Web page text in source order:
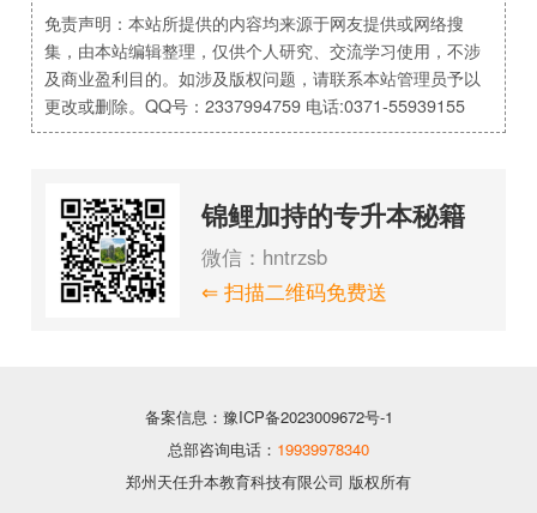
免责声明：本站所提供的内容均来源于网友提供或网络搜
集，由本站编辑整理，仅供个人研究、交流学习使用，不涉
及商业盈利目的。如涉及版权问题，请联系本站管理员予以
更改或删除。QQ号：2337994759 电话:0371-55939155
锦鲤加持的专升本秘籍
微信：hntrzsb
⇐ 扫描二维码免费送
备案信息：豫ICP备2023009672号-1
总部咨询电话： 19939978340
郑州天任升本教育科技有限公司 版权所有